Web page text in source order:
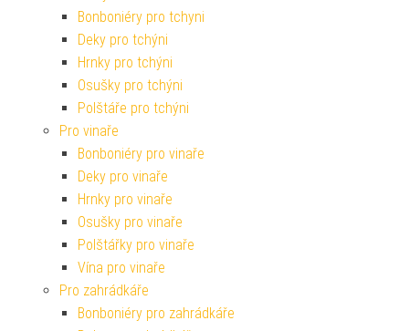
Bonboniéry pro tchyni
Deky pro tchýni
Hrnky pro tchýni
Osušky pro tchýni
Polštáře pro tchýni
Pro vinaře
Bonboniéry pro vinaře
Deky pro vinaře
Hrnky pro vinaře
Osušky pro vinaře
Polštářky pro vinaře
Vína pro vinaře
Pro zahrádkáře
Bonboniéry pro zahrádkáře